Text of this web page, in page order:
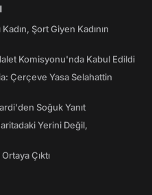
Şort Giyen Kadının
Komisyonu'nda Kabul Edildi
Çerçeve Yasa Selahattin
Soğuk Yanıt
Yerini Değil,
Çıktı